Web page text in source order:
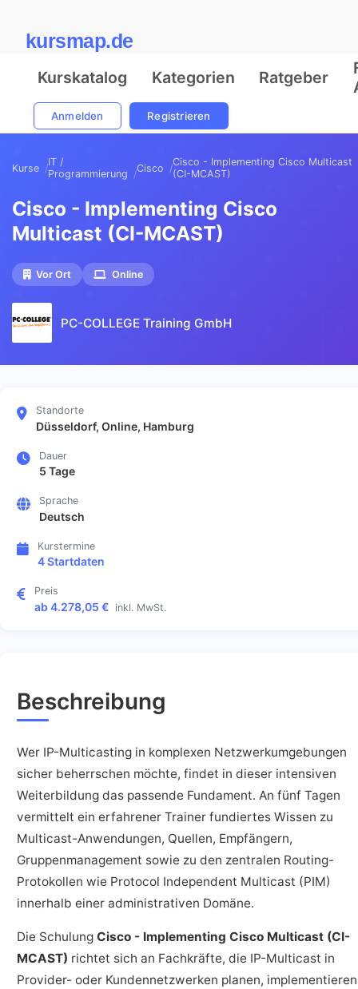
kursmap.de
Kurskatalog Kategorien Ratgeber
Anmelden Registrieren
Kurse
IT /
Programmierung
Cisco
Cisco - Implementing Cisco Multicast
(CI-MCAST)
Cisco - Implementing Cisco
Multicast (CI-MCAST)
Vor Ort Online
PC-COLLEGE Training GmbH
Standorte
Düsseldorf, Online, Hamburg
Dauer
5 Tage
Sprache
Deutsch
Kurstermine
4 Startdaten
Preis
ab 4.278,05 € inkl. MwSt.
Beschreibung
Wer IP-Multicasting in komplexen Netzwerkumgebungen
sicher beherrschen möchte, findet in dieser intensiven
Weiterbildung das passende Fundament. An fünf Tagen
vermittelt ein erfahrener Trainer fundiertes Wissen zu
Multicast-Anwendungen, Quellen, Empfängern,
Gruppenmanagement sowie zu den zentralen Routing-
Protokollen wie Protocol Independent Multicast (PIM)
innerhalb einer administrativen Domäne.
Die Schulung Cisco - Implementing Cisco Multicast (CI-
MCAST) richtet sich an Fachkräfte, die IP-Multicast in
Provider- oder Kundennetzwerken planen, implementieren